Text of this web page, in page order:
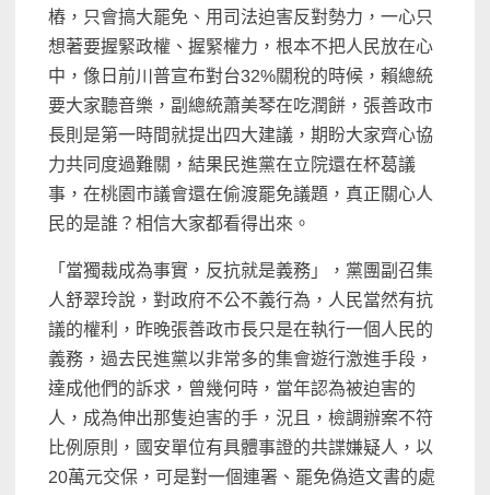
樁，只會搞大罷免、用司法迫害反對勢力，一心只
想著要握緊政權、握緊權力，根本不把人民放在心
中，像日前川普宣布對台32%關稅的時候，賴總統
要大家聽音樂，副總統蕭美琴在吃潤餅，張善政市
長則是第一時間就提出四大建議，期盼大家齊心協
力共同度過難關，結果民進黨在立院還在杯葛議
事，在桃園市議會還在偷渡罷免議題，真正關心人
民的是誰？相信大家都看得出來。
「當獨裁成為事實，反抗就是義務」，黨團副召集
人舒翠玲說，對政府不公不義行為，人民當然有抗
議的權利，昨晚張善政市長只是在執行一個人民的
義務，過去民進黨以非常多的集會遊行激進手段，
達成他們的訴求，曾幾何時，當年認為被迫害的
人，成為伸出那隻迫害的手，況且，檢調辦案不符
比例原則，國安單位有具體事證的共諜嫌疑人，以
20萬元交保，可是對一個連署、罷免偽造文書的處